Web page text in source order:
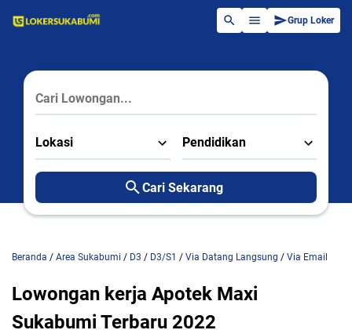
Grup Loker
Lokasi Pendidikan
Cari Sekarang
Beranda / Area Sukabumi / D3 / D3/S1 / Via Datang Langsung / Via Email
Lowongan kerja Apotek Maxi
Sukabumi Terbaru 2022